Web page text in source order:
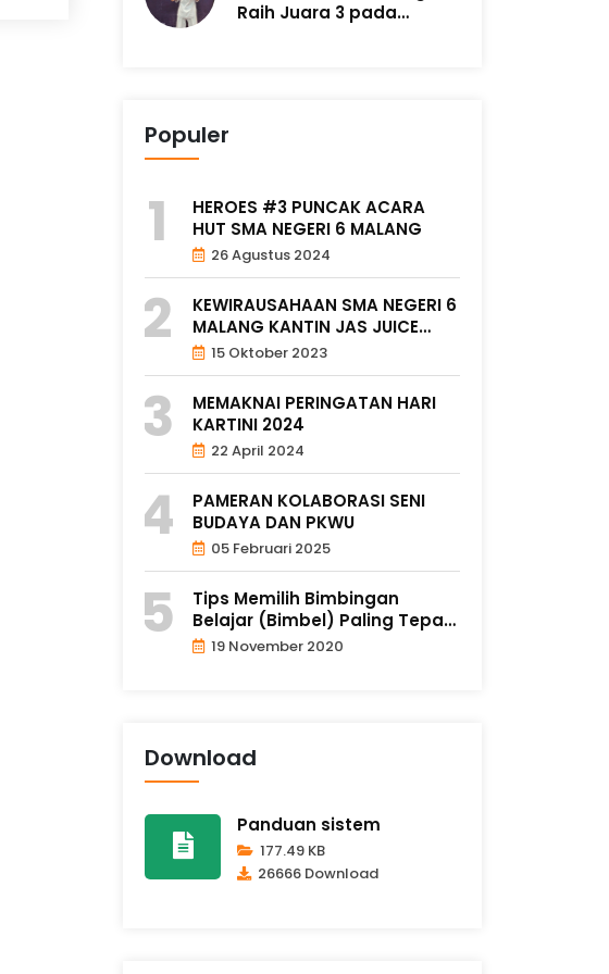
Raih Juara 3 pada
Populer
HEROES #3 PUNCAK ACARA
HUT SMA NEGERI 6 MALANG
26 Agustus 2024
KEWIRAUSAHAAN SMA NEGERI 6
MALANG KANTIN JAS JUICE
SMAR..
15 Oktober 2023
MEMAKNAI PERINGATAN HARI
KARTINI 2024
22 April 2024
PAMERAN KOLABORASI SENI
BUDAYA DAN PKWU
05 Februari 2025
Tips Memilih Bimbingan
Belajar (Bimbel) Paling Tepat
un..19 November 2020
Download
Panduan sistem
177.49 KB
26666 Download